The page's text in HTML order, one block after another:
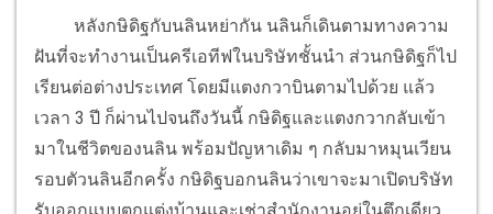
หลังกษิดิฐกับนลินหย่ากัน นลินก็เดินตามทางความ
ฝันที่จะทำงานเป็นครีเอทีฟในบริษัทชั้นนำ ส่วนกษิดิฐก็ไป
เรียนต่อต่างประเทศ โดยมีแตงกวาบินตามไปด้วย แล้ว
เวลา 3 ปี ก็ผ่านไปจนถึงวันนี้ กษิดิฐและแตงกวากลับเข้า
มาในชีวิตของนลิน พร้อมปัญหาเดิม ๆ กลับมาหมุนเวียน
รอบตัวนลินอีกครั้ง กษิดิฐบอกนลินว่าเขาจะมาเปิดบริษัท
รับออกแบบตกแต่งบ้านและเช่าสำนักงานอยู่ในตึกเดียว